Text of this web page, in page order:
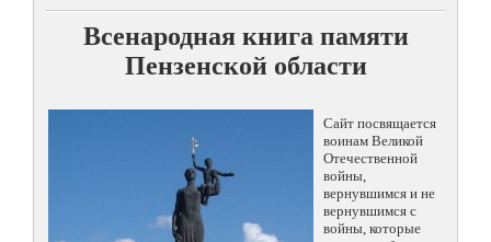
Всенародная книга памяти
Пензенской области
Сайт посвящается
воинам Великой
Отечественной
войны,
вернувшимся и не
вернувшимся с
войны, которые